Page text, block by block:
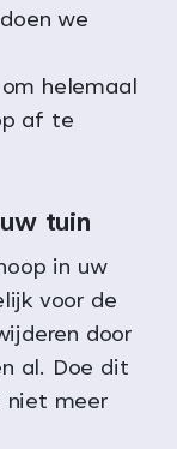
we
helemaal
af te
tuin
in uw
voor de
door
al. Doe dit
niet meer